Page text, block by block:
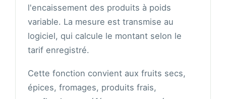
l'encaissement des produits à poids
variable. La mesure est transmise au
logiciel, qui calcule le montant selon le
tarif enregistré.
Cette fonction convient aux fruits secs,
épices, fromages, produits frais,